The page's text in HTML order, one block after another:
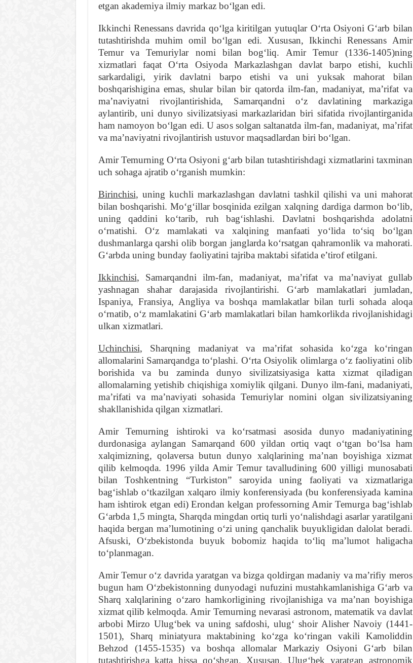
etgan akademiya ilmiy markaz boʻlgan edi.
Ikkinchi Renessans davrida qoʻlga kiritilgan yutuqlar Oʻrta Osiyoni Gʻarb bilan
tutashtirishda muhim omil boʻlgan edi. Xususan, Ikkinchi Renessans Amir
Temur va Temuriylar nomi bilan bogʻliq. Amir Temur (1336-1405)ning
xizmatlari faqat Oʻrta Osiyoda Markazlashgan davlat barpo etishi, kuchli
sarkardaligi, yirik davlatni barpo etishi va uni yuksak mahorat bilan
boshqarishigina emas, shular bilan bir qatorda ilm-fan, madaniyat, maʼrifat va
maʼnaviyatni rivojlantirishida, Samarqandni oʻz davlatining markaziga
aylantirib, uni dunyo sivilizatsiyasi markazlaridan biri sifatida rivojlantirganida
ham namoyon boʻlgan edi. U asos solgan saltanatda ilm-fan, madaniyat, maʼrifat
va maʼnaviyatni rivojlantirish ustuvor maqsadlardan biri boʻlgan.
Amir Temurning Oʻrta Osiyoni gʻarb bilan tutashtirishdagi xizmatlarini taxminan
uch sohaga ajratib oʻrganish mumkin:
Birinchisi, uning kuchli markazlashgan davlatni tashkil qilishi va uni mahorat
bilan boshqarishi. Moʻgʻillar bosqinida ezilgan xalqning dardiga darmon boʻlib,
uning qaddini koʻtarib, ruh bagʻishlashi. Davlatni boshqarishda adolatni
oʻrnatishi. Oʻz mamlakati va xalqining manfaati yoʻlida toʻsiq boʻlgan
dushmanlarga qarshi olib borgan janglarda koʻrsatgan qahramonlik va mahorati.
Gʻarbda uning bunday faoliyatini tajriba maktabi sifatida eʼtirof etilgani.
Ikkinchisi, Samarqandni ilm-fan, madaniyat, maʼrifat va maʼnaviyat gullab
yashnagan shahar darajasida rivojlantirishi. Gʻarb mamlakatlari jumladan,
Ispaniya, Fransiya, Angliya va boshqa mamlakatlar bilan turli sohada aloqa
oʻrnatib, oʻz mamlakatini Gʻarb mamlakatlari bilan hamkorlikda rivojlanishidagi
ulkan xizmatlari.
Uchinchisi, Sharqning madaniyat va maʼrifat sohasida koʻzga koʻringan
allomalarini Samarqandga toʻplashi. Oʻrta Osiyolik olimlarga oʻz faoliyatini olib
borishida va bu zaminda dunyo sivilizatsiyasiga katta xizmat qiladigan
allomalarning yetishib chiqishiga xomiylik qilgani. Dunyo ilm-fani, madaniyati,
maʼrifati va maʼnaviyati sohasida Temuriylar nomini olgan sivilizatsiyaning
shakllanishida qilgan xizmatlari.
Amir Temurning ishtiroki va koʻrsatmasi asosida dunyo madaniyatining
durdonasiga aylangan Samarqand 600 yildan ortiq vaqt oʻtgan boʻlsa ham
xalqimizning, qolaversa butun dunyo xalqlarining maʼnan boyishiga xizmat
qilib kelmoqda. 1996 yilda Amir Temur tavalludining 600 yilligi munosabati
bilan Toshkentning “Turkiston” saroyida uning faoliyati va xizmatlariga
bagʻishlab oʻtkazilgan xalqaro ilmiy konferensiyada (bu konferensiyada kamina
ham ishtirok etgan edi) Erondan kelgan professorning Amir Temurga bagʻishlab
Gʻarbda 1,5 mingta, Sharqda mingdan ortiq turli yoʻnalishdagi asarlar yaratilgani
haqida bergan maʼlumotining oʻzi uning qanchalik buyukligidan dalolat beradi.
Afsuski, Oʻzbekistonda buyuk bobomiz haqida toʻliq maʼlumot haligacha
toʻplanmagan.
Amir Temur oʻz davrida yaratgan va bizga qoldirgan madaniy va maʼrifiy meros
bugun ham Oʻzbekistonning dunyodagi nufuzini mustahkamlanishiga Gʻarb va
Sharq xalqlarining oʻzaro hamkorligining rivojlanishiga va maʼnan boyishiga
xizmat qilib kelmoqda. Amir Temurning nevarasi astronom, matematik va davlat
arbobi Mirzo Ulugʻbek va uning safdoshi, ulugʻ shoir Alisher Navoiy (1441-
1501), Sharq miniatyura maktabining koʻzga koʻringan vakili Kamoliddin
Behzod (1455-1535) va boshqa allomalar Markaziy Osiyoni Gʻarb bilan
tutashtirishga katta hissa qoʻshgan. Xususan, Ulugʻbek yaratgan astronomik